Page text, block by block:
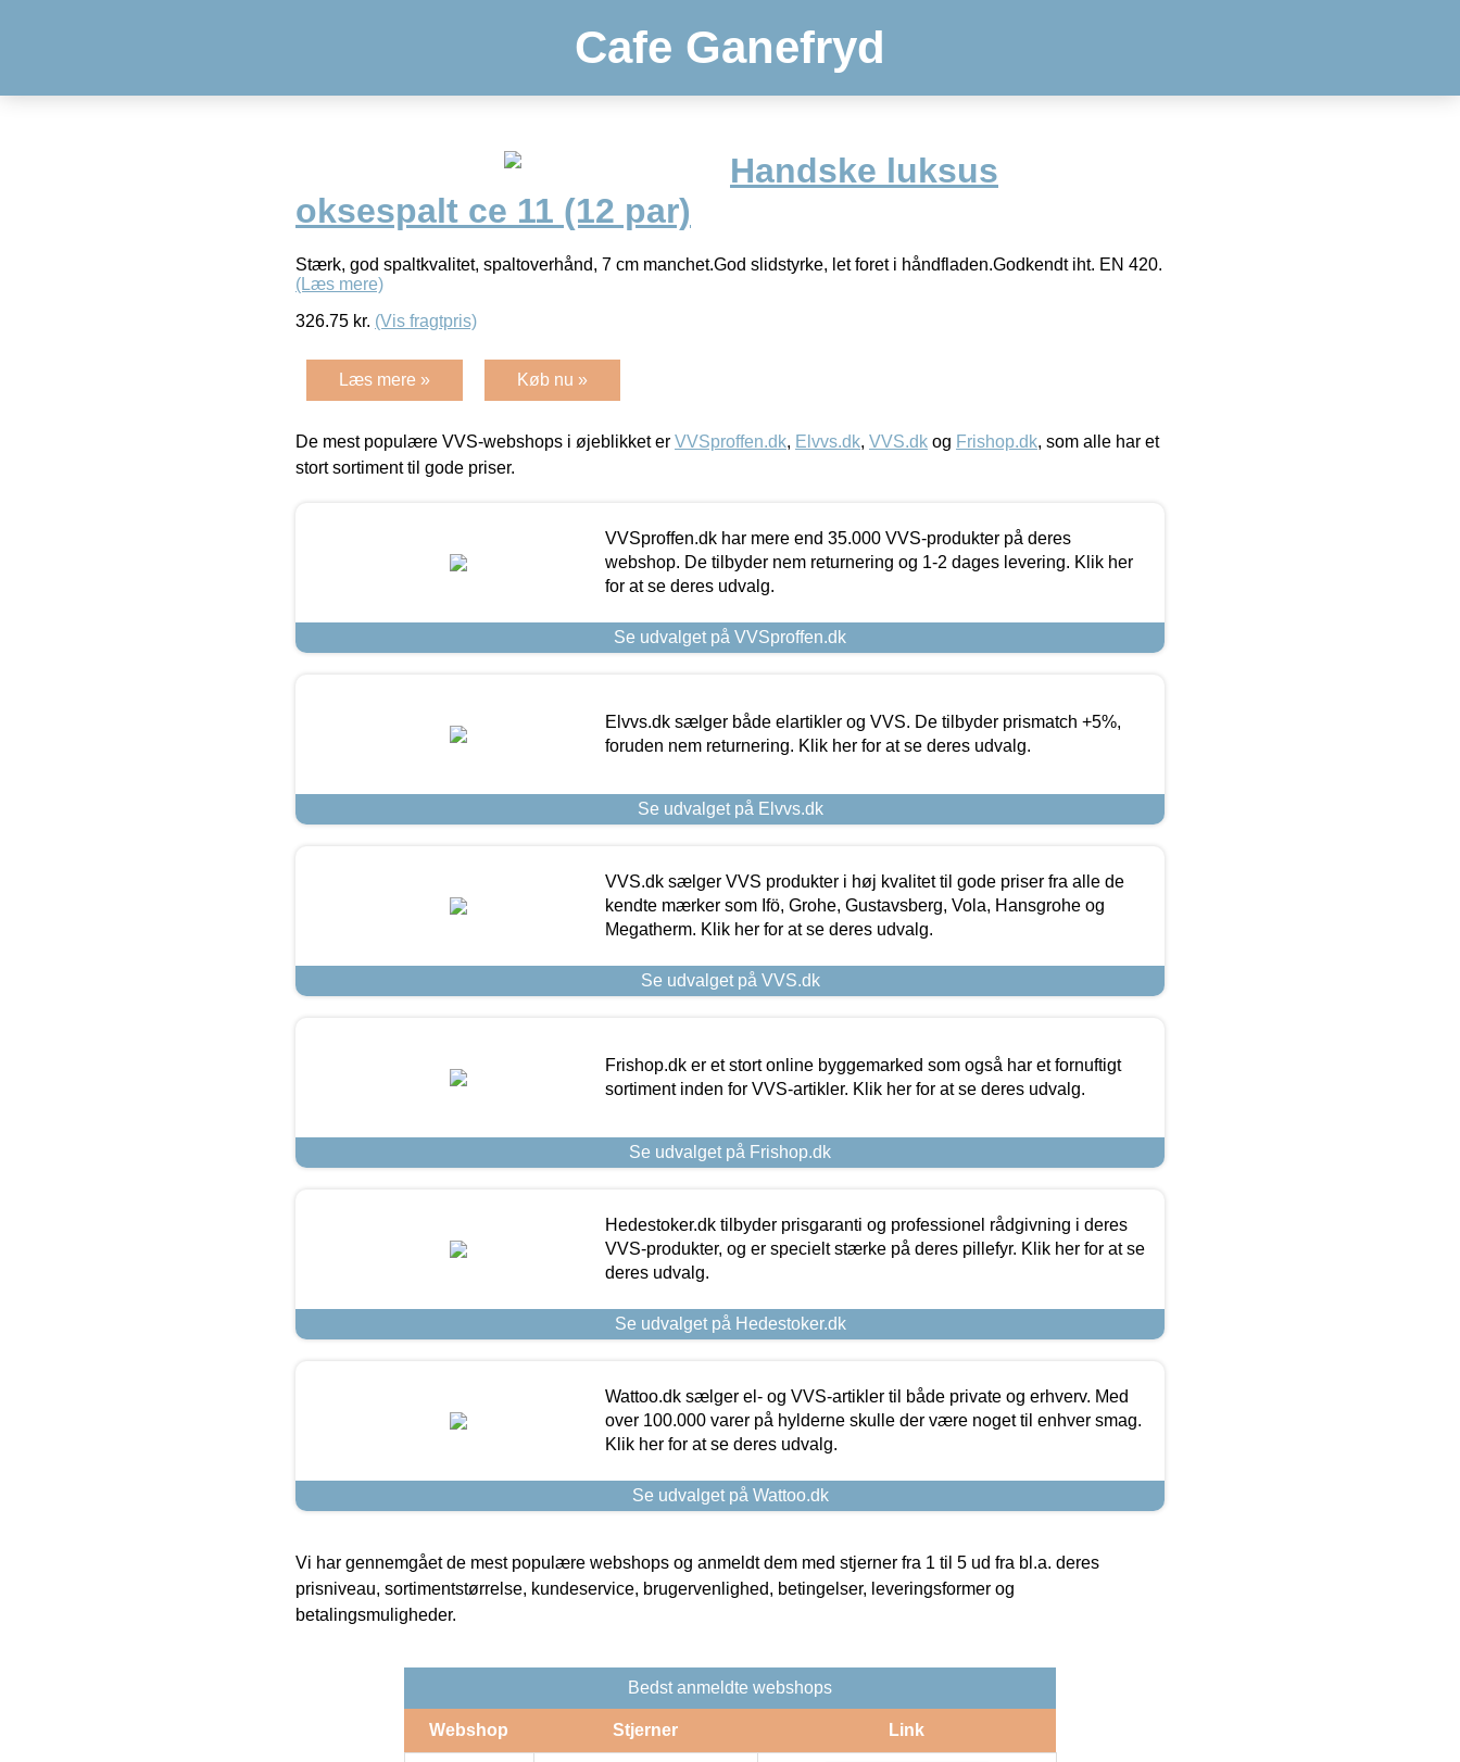
Cafe Ganefryd
Handske luksus
oksespalt ce 11 (12 par)
Stærk, god spaltkvalitet, spaltoverhånd, 7 cm manchet.God slidstyrke, let foret i håndfladen.Godkendt iht. EN 420.
(Læs mere)
326.75 kr. (Vis fragtpris)
Læs mere » Køb nu »
De mest populære VVS-webshops i øjeblikket er VVSproffen.dk, Elvvs.dk, VVS.dk og Frishop.dk, som alle har et
stort sortiment til gode priser.
VVSproffen.dk har mere end 35.000 VVS-produkter på deres
webshop. De tilbyder nem returnering og 1-2 dages levering. Klik her
for at se deres udvalg.
Se udvalget på VVSproffen.dk
Elvvs.dk sælger både elartikler og VVS. De tilbyder prismatch +5%,
foruden nem returnering. Klik her for at se deres udvalg.
Se udvalget på Elvvs.dk
VVS.dk sælger VVS produkter i høj kvalitet til gode priser fra alle de
kendte mærker som Ifö, Grohe, Gustavsberg, Vola, Hansgrohe og
Megatherm. Klik her for at se deres udvalg.
Se udvalget på VVS.dk
Frishop.dk er et stort online byggemarked som også har et fornuftigt
sortiment inden for VVS-artikler. Klik her for at se deres udvalg.
Se udvalget på Frishop.dk
Hedestoker.dk tilbyder prisgaranti og professionel rådgivning i deres
VVS-produkter, og er specielt stærke på deres pillefyr. Klik her for at se
deres udvalg.
Se udvalget på Hedestoker.dk
Wattoo.dk sælger el- og VVS-artikler til både private og erhverv. Med
over 100.000 varer på hylderne skulle der være noget til enhver smag.
Klik her for at se deres udvalg.
Se udvalget på Wattoo.dk
Vi har gennemgået de mest populære webshops og anmeldt dem med stjerner fra 1 til 5 ud fra bl.a. deres
prisniveau, sortimentstørrelse, kundeservice, brugervenlighed, betingelser, leveringsformer og
betalingsmuligheder.
Bedst anmeldte webshops
Webshop Stjerner Link